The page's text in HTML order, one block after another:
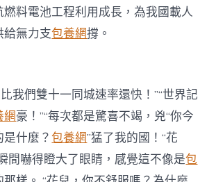
料電池工程利用成長，為我國載人
給無力支包養網撐。
比我們雙十一同城速率還快！”“世界記
網豪！”“每次都是驚喜不竭，兇“你今
是什麼？包養網”猛了我的國！“花
間嚇得瞪大了眼睛，感覺這不像是包